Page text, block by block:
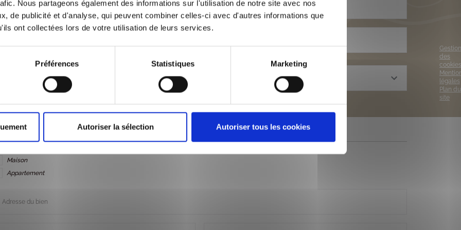
Nous partageons également des informations sur l'utilisation de notre site avec nos
de publicité et d'analyse, qui peuvent combiner celles-ci avec d'autres informations que
ont collectées lors de votre utilisation de leurs services.
Préférences Statistiques Marketing
Autoriser la sélection Autoriser tous les cookies
CP/Ville
de bien à estimer
Maison
Appartement
Gestion
des
cookies
légales
Plan du
site